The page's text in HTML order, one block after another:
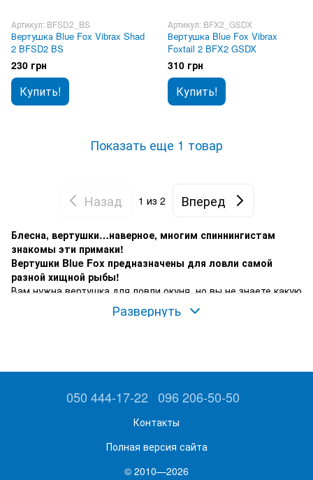
Артикул: BFSD2_BS
Вертушка Blue Fox Vibrax Shad
2 BFSD2 BS
230 грн
Купить!
Артикул: BFX2_GSDX
Вертушка Blue Fox Vibrax
Foxtail 2 BFX2 GSDX
310 грн
Купить!
Показать еще 1 товар
Назад 1 из 2 Вперед
Блесна, вертушки…наверное, многим спиннингистам
знакомы эти примаки!
Вертушки Blue Fox предназначены для ловли самой
разной хищной рыбы!
Вам нужна вертушка для ловли окуня, но вы не знаете какую
Развернуть
050 444-17-22 096 206-50-50
Контакты
Полная версия сайта
© 2010—2026